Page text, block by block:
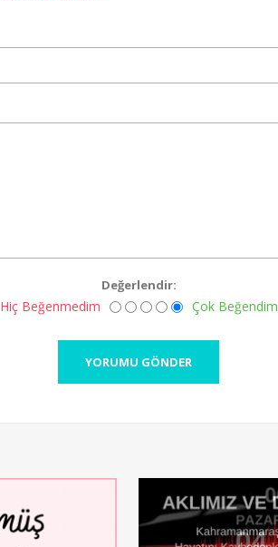
Değerlendir:
Hiç Beğenmedim Çok Beğendim